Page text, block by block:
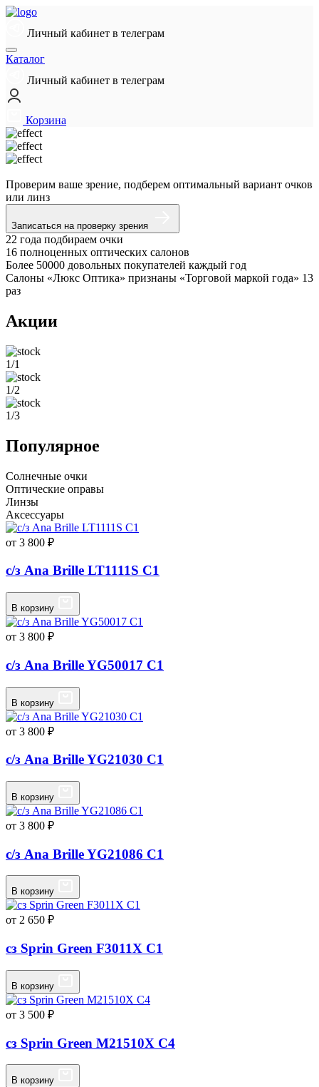
Личный кабинет в телеграм
Каталог
Личный кабинет в телеграм
Корзина
Проверим ваше зрение, подберем оптимальный вариант очков
или линз
Записаться на проверку зрения
22 года подбираем очки
16 полноценных оптических салонов
Более 50000 довольных покупателей каждый год
Салоны «Люкс Оптика» признаны «Торговой маркой года» 13
раз
Акции
1/1
1/2
1/3
Популярное
Солнечные очки
Оптические оправы
Линзы
Аксессуары
от 3 800 ₽
с/з Ana Brille LT1111S C1
В корзину
от 3 800 ₽
с/з Ana Brille YG50017 C1
В корзину
от 3 800 ₽
с/з Ana Brille YG21030 C1
В корзину
от 3 800 ₽
с/з Ana Brille YG21086 C1
В корзину
от 2 650 ₽
сз Sprin Green F3011X C1
В корзину
от 3 500 ₽
сз Sprin Green M21510X C4
В корзину